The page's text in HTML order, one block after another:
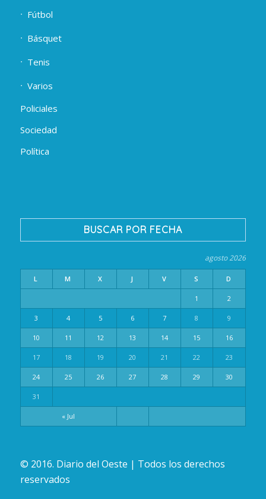
Fútbol
Básquet
Tenis
Varios
Policiales
Sociedad
Política
BUSCAR POR FECHA
agosto 2026
L M X J V S D
« Jul
1 2
3 4 5 6 7 8 9
10 11 12 13 14 15 16
17 18 19 20 21 22 23
24 25 26 27 28 29 30
31
© 2016. Diario del Oeste | Todos los derechos
reservados